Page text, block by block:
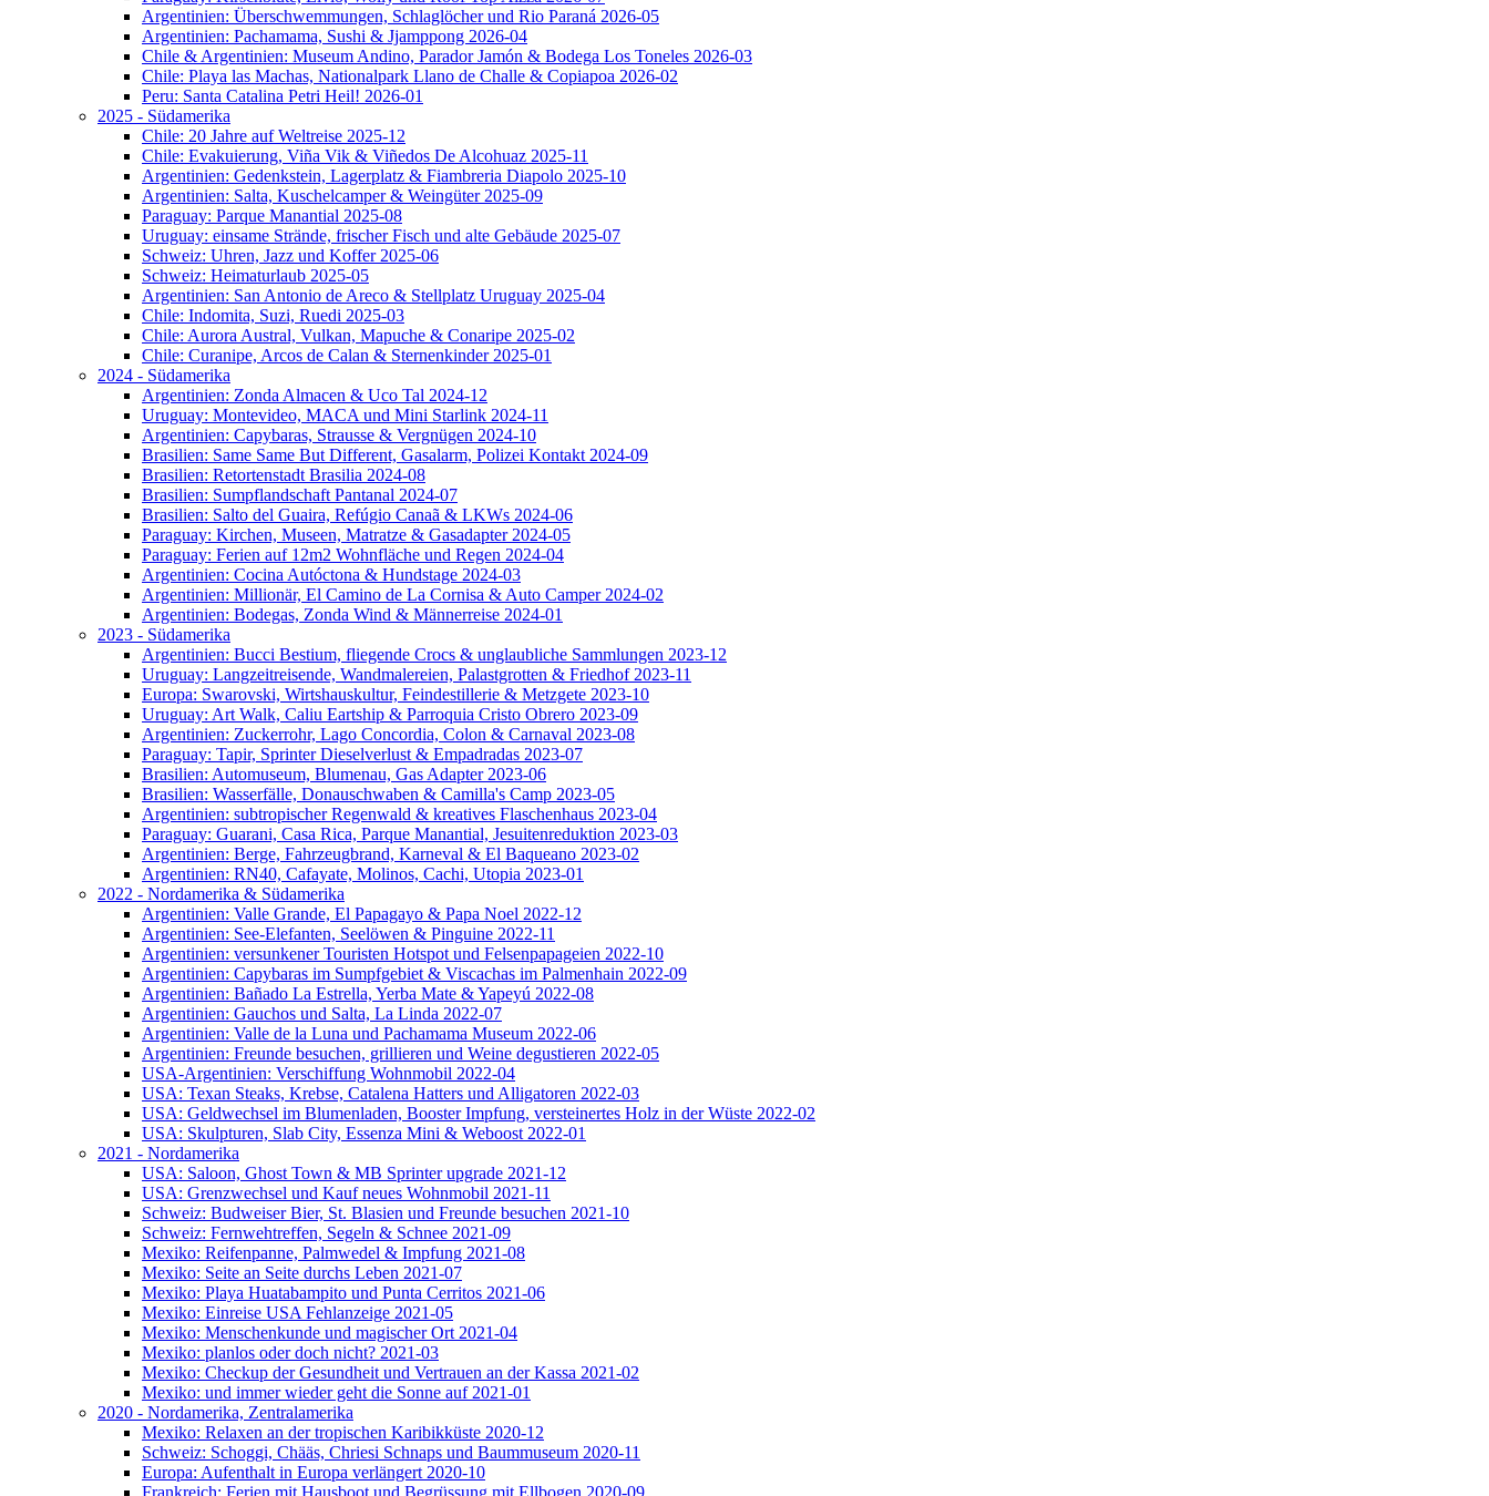
Argentinien: Überschwemmungen, Schlaglöcher und Rio Paraná 2026-05
Argentinien: Pachamama, Sushi & Jjamppong 2026-04
Chile & Argentinien: Museum Andino, Parador Jamón & Bodega Los Toneles 2026-03
Chile: Playa las Machas, Nationalpark Llano de Challe & Copiapoa 2026-02
Peru: Santa Catalina Petri Heil! 2026-01
2025 - Südamerika
Chile: 20 Jahre auf Weltreise 2025-12
Chile: Evakuierung, Viña Vik & Viñedos De Alcohuaz 2025-11
Argentinien: Gedenkstein, Lagerplatz & Fiambreria Diapolo 2025-10
Argentinien: Salta, Kuschelcamper & Weingüter 2025-09
Paraguay: Parque Manantial 2025-08
Uruguay: einsame Strände, frischer Fisch und alte Gebäude 2025-07
Schweiz: Uhren, Jazz und Koffer 2025-06
Schweiz: Heimaturlaub 2025-05
Argentinien: San Antonio de Areco & Stellplatz Uruguay 2025-04
Chile: Indomita, Suzi, Ruedi 2025-03
Chile: Aurora Austral, Vulkan, Mapuche & Conaripe 2025-02
Chile: Curanipe, Arcos de Calan & Sternenkinder 2025-01
2024 - Südamerika
Argentinien: Zonda Almacen & Uco Tal 2024-12
Uruguay: Montevideo, MACA und Mini Starlink 2024-11
Argentinien: Capybaras, Strausse & Vergnügen 2024-10
Brasilien: Same Same But Different, Gasalarm, Polizei Kontakt 2024-09
Brasilien: Retortenstadt Brasilia 2024-08
Brasilien: Sumpflandschaft Pantanal 2024-07
Brasilien: Salto del Guaira, Refúgio Canaã & LKWs 2024-06
Paraguay: Kirchen, Museen, Matratze & Gasadapter 2024-05
Paraguay: Ferien auf 12m2 Wohnfläche und Regen 2024-04
Argentinien: Cocina Autóctona & Hundstage 2024-03
Argentinien: Millionär, El Camino de La Cornisa & Auto Camper 2024-02
Argentinien: Bodegas, Zonda Wind & Männerreise 2024-01
2023 - Südamerika
Argentinien: Bucci Bestium, fliegende Crocs & unglaubliche Sammlungen 2023-12
Uruguay: Langzeitreisende, Wandmalereien, Palastgrotten & Friedhof 2023-11
Europa: Swarovski, Wirtshauskultur, Feindestillerie & Metzgete 2023-10
Uruguay: Art Walk, Caliu Eartship & Parroquia Cristo Obrero 2023-09
Argentinien: Zuckerrohr, Lago Concordia, Colon & Carnaval 2023-08
Paraguay: Tapir, Sprinter Dieselverlust & Empadradas 2023-07
Brasilien: Automuseum, Blumenau, Gas Adapter 2023-06
Brasilien: Wasserfälle, Donauschwaben & Camilla's Camp 2023-05
Argentinien: subtropischer Regenwald & kreatives Flaschenhaus 2023-04
Paraguay: Guarani, Casa Rica, Parque Manantial, Jesuitenreduktion 2023-03
Argentinien: Berge, Fahrzeugbrand, Karneval & El Baqueano 2023-02
Argentinien: RN40, Cafayate, Molinos, Cachi, Utopia 2023-01
2022 - Nordamerika & Südamerika
Argentinien: Valle Grande, El Papagayo & Papa Noel 2022-12
Argentinien: See-Elefanten, Seelöwen & Pinguine 2022-11
Argentinien: versunkener Touristen Hotspot und Felsenpapageien 2022-10
Argentinien: Capybaras im Sumpfgebiet & Viscachas im Palmenhain 2022-09
Argentinien: Bañado La Estrella, Yerba Mate & Yapeyú 2022-08
Argentinien: Gauchos und Salta, La Linda 2022-07
Argentinien: Valle de la Luna und Pachamama Museum 2022-06
Argentinien: Freunde besuchen, grillieren und Weine degustieren 2022-05
USA-Argentinien: Verschiffung Wohnmobil 2022-04
USA: Texan Steaks, Krebse, Catalena Hatters und Alligatoren 2022-03
USA: Geldwechsel im Blumenladen, Booster Impfung, versteinertes Holz in der Wüste 2022-02
USA: Skulpturen, Slab City, Essenza Mini & Weboost 2022-01
2021 - Nordamerika
USA: Saloon, Ghost Town & MB Sprinter upgrade 2021-12
USA: Grenzwechsel und Kauf neues Wohnmobil 2021-11
Schweiz: Budweiser Bier, St. Blasien und Freunde besuchen 2021-10
Schweiz: Fernwehtreffen, Segeln & Schnee 2021-09
Mexiko: Reifenpanne, Palmwedel & Impfung 2021-08
Mexiko: Seite an Seite durchs Leben 2021-07
Mexiko: Playa Huatabampito und Punta Cerritos 2021-06
Mexiko: Einreise USA Fehlanzeige 2021-05
Mexiko: Menschenkunde und magischer Ort 2021-04
Mexiko: planlos oder doch nicht? 2021-03
Mexiko: Checkup der Gesundheit und Vertrauen an der Kassa 2021-02
Mexiko: und immer wieder geht die Sonne auf 2021-01
2020 - Nordamerika, Zentralamerika
Mexiko: Relaxen an der tropischen Karibikküste 2020-12
Schweiz: Schoggi, Chääs, Chriesi Schnaps und Baummuseum 2020-11
Europa: Aufenthalt in Europa verlängert 2020-10
Frankreich: Ferien mit Hausboot und Begrüssung mit Ellbogen 2020-09